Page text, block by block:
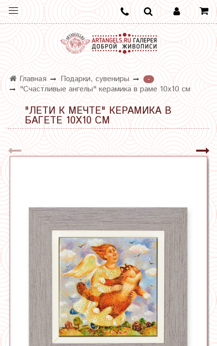
Главная Подарки, сувениры
-
"Счастливые ангелы" керамика в раме 10х10 см
"ЛЕТИ К МЕЧТЕ" КЕРАМИКА В
БАГЕТЕ 10Х10 СМ